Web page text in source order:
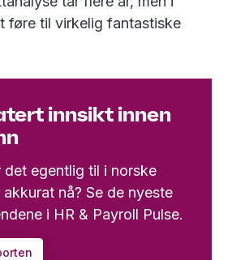
føre til virkelig fantastiske
innsikt innen
det egentlig til i norske
nå? Se de nyeste
i HR & Payroll Pulse.